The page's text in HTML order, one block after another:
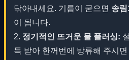
닦아내세요. 기름이 굳으면 송
이 됩니다.
2. 정기적인 뜨거운 물 플러싱:
득 받아 한꺼번에 방류해 주시